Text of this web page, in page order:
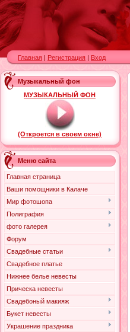
Главная | Регистрация | Вход
Музыкальный фон
МУЗЫКАЛЬНЫЙ ФОН
(Откроется в своем окне)
Меню сайта
Главная страница
Ваши помощники в Калаче
Мир фотошопа
Полиграфия
фото галерея
Форум
Свадебные статьи
Свадебное платье
Нижнее белье невесты
Прическа невесты
Свадебоный макияж
Букет невесты
Украшение праздника